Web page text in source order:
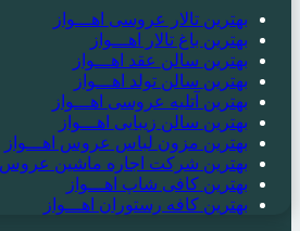
بهترین تالار عروسی اهـــواز
بهترین باغ تالار اهـــواز
بهترین سالن عقد اهـــواز
بهترین سالن تولد اهـــواز
بهترین آتلیه عروسی اهـــواز
بهترین سالن زیبایی اهـــواز
بهترین مزون لباس عروس اهـــواز
بهترین شرکت اجاره ماشین عروس
بهترین کافی شاپ اهـــواز
بهترین کافه رستوران اهـــواز